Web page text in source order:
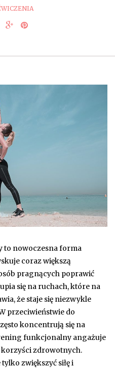
nowoczesna forma
coraz większą
pragnących poprawić
się na ruchach, które na
że staje się niezwykle
przeciwieństwie do
koncentrują się na
funkcjonalny angażuje
korzyści zdrowotnych.
zwiększyć siłę i